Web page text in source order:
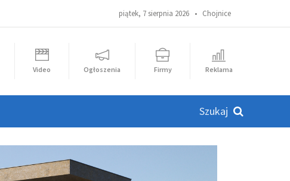
piątek, 7 sierpnia 2026 • Chojnice
Video Ogłoszenia Firmy Reklama